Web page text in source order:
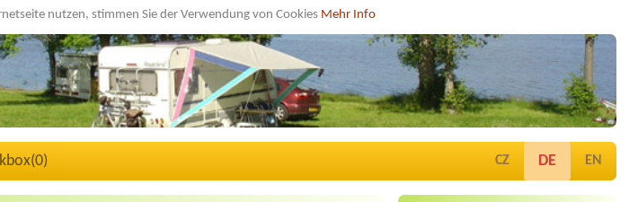
nutzen, stimmen Sie der Verwendung von Cookies Mehr Info
0) CZ DE EN